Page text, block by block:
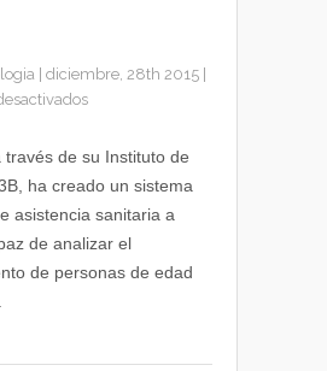
diciembre, 28th 2015
en
automático
de
accidentes
en
través de su Instituto de
ha creado un sistema
asistencia sanitaria a
de analizar el
de personas de edad